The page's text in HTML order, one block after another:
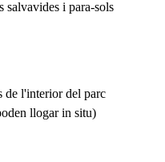
salvavides i para-sols
de l'interior del parc
llogar in situ)